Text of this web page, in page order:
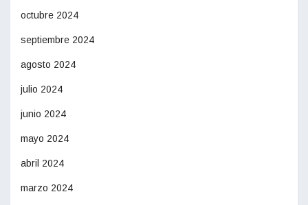
octubre 2024
septiembre 2024
agosto 2024
julio 2024
junio 2024
mayo 2024
abril 2024
marzo 2024